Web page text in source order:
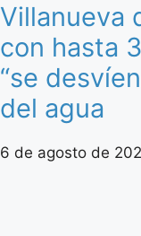
Villanueva
con hasta
“se
del agua
6 de agosto de